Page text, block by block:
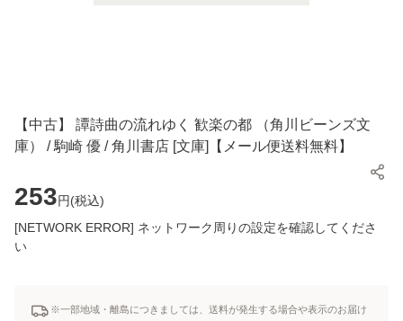
【中古】 譚詩曲の流れゆく 歓楽の都 （角川ビーンズ文
庫） / 駒崎 優 / 角川書店 [文庫]【メール便送料無料】
253円(税込)
[NETWORK ERROR] ネットワーク周りの設定を確認してくださ
い
※一部地域・離島につきましては、送料が発生する場合や表示のお届け